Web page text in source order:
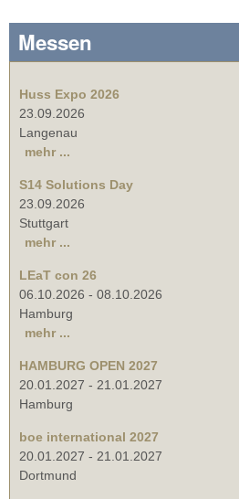
Messen
Huss Expo 2026
23.09.2026
Langenau
mehr ...
S14 Solutions Day
23.09.2026
Stuttgart
mehr ...
LEaT con 26
06.10.2026 - 08.10.2026
Hamburg
mehr ...
HAMBURG OPEN 2027
20.01.2027 - 21.01.2027
Hamburg
boe international 2027
20.01.2027 - 21.01.2027
Dortmund